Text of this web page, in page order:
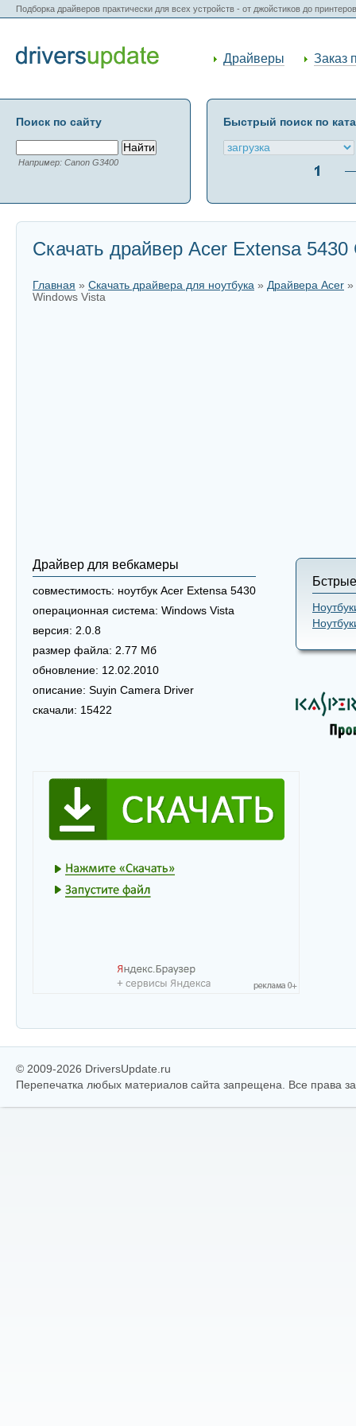
Подборка драйверов практически для всех устройств - от джойстиков до
Драйверы Заказ
Поиск по сайту
Например: Canon G3400
Быстрый поиск по
Скачать драйвер Acer Extensa
Главная » Скачать драйвера для ноутбука » Драйвера Acer »
Windows Vista
Драйвер для вебкамеры
совместимость: ноутбук Acer Extensa 5430
операционная система: Windows Vista
версия: 2.0.8
размер файла: 2.77 Мб
обновление: 12.02.2010
описание: Suyin Camera Driver
скачали: 15422
© 2009-2026 DriversUpdate.ru
Перепечатка любых материалов сайта запрещена. Все права